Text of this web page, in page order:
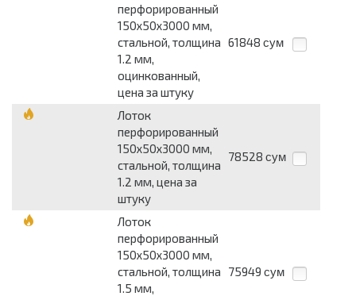
перфорированный
150х50х3000 мм,
стальной, толщина
1.2 мм,
оцинкованный,
цена за штуку
61848 сум
Лоток
перфорированный
150х50х3000 мм,
стальной, толщина
1.2 мм, цена за
штуку
78528 сум
Лоток
перфорированный
150х50х3000 мм,
стальной, толщина
1.5 мм,
75949 сум